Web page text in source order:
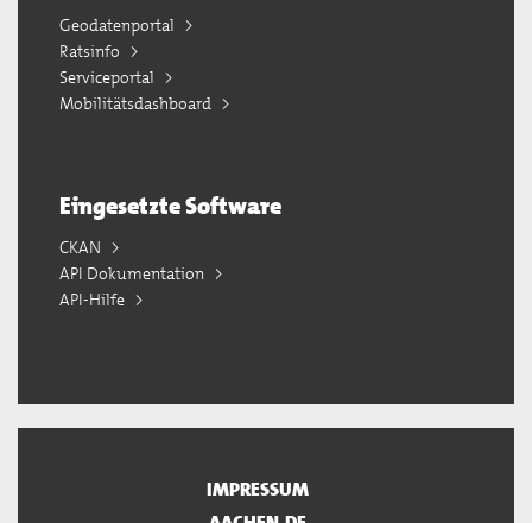
Geodatenportal
Ratsinfo
Serviceportal
Mobilitätsdashboard
Eingesetzte Software
CKAN
API Dokumentation
API-Hilfe
IMPRESSUM